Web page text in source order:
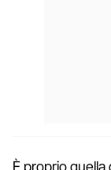
È proprio